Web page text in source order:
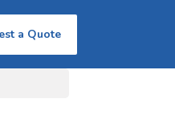
a Quote